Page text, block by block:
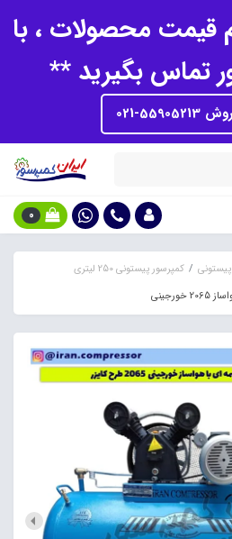
قیمت محصولات ، با
تماس بگیرید **
021
0
کمپرسور پیستونی 250 لیتری